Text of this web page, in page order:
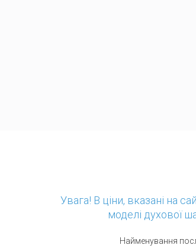
Увага! В ціни, вказані на
моделі духової
Найменування